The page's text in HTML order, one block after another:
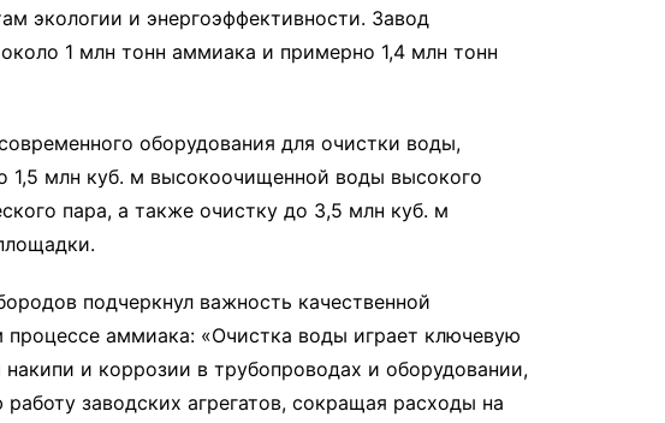
экологии и энергоэффективности. Завод
1 млн тонн аммиака и примерно 1,4 млн тонн
оборудования для очистки воды,
1,5 млн куб. м высокоочищенной воды высокого
пара, а также очистку до 3,5 млн куб. м
подчеркнул важность качественной
процессе аммиака: «Очистка воды играет ключевую
и коррозии в трубопроводах и оборудовании,
заводских агрегатов, сокращая расходы на